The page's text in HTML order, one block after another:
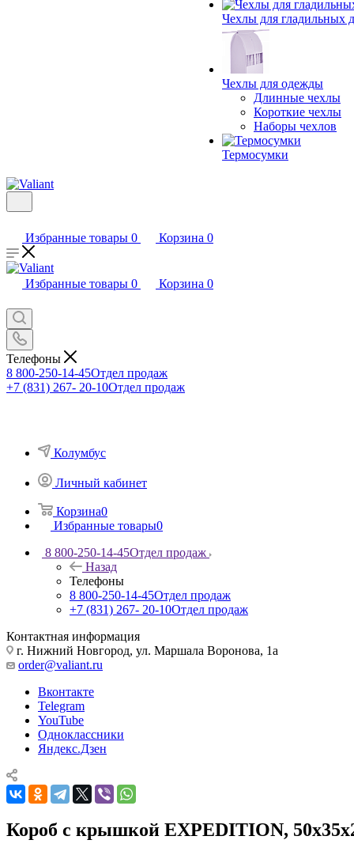
Чехлы для гладильных
Чехлы для одежды
Длинные чехлы
Короткие чехлы
Наборы чехлов
Термосумки
Избранные товары 0 Корзина 0
Избранные товары 0 Корзина 0
Телефоны
8 800-250-14-45Отдел продаж
+7 (831) 267- 20-10Отдел продаж
Колумбус
Личный кабинет
Корзина0
Избранные товары0
8 800-250-14-45Отдел продаж
Назад
Телефоны
8 800-250-14-45Отдел продаж
+7 (831) 267- 20-10Отдел продаж
Контактная информация
г. Нижний Новгород, ул. Маршала Воронова, 1а
order@valiant.ru
Вконтакте
Telegram
YouTube
Одноклассники
Яндекс.Дзен
Короб с крышкой EXPEDITION,